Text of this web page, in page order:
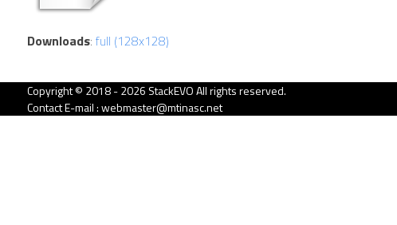
Downloads: full (128x128)
Copyright © 2018 - 2026 StackEVO All rights reserved.
Contact E-mail : webmaster@mtinasc.net